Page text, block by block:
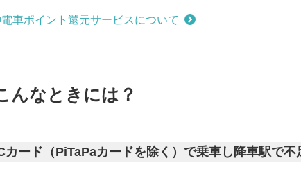
車ポイント還元サービスについて
んなときには？
カード（PiTaPaカードを除く）で乗車し降車駅で不